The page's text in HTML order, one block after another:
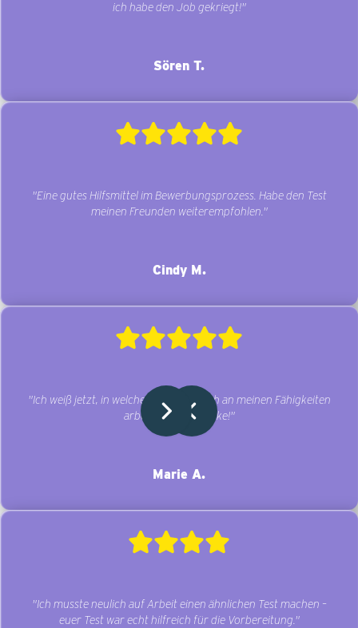
ich habe den Job gekriegt!"
Sören T.
"Eine gutes Hilfsmittel im Bewerbungsprozess. Habe den Test
meinen Freunden weiterempfohlen."
Cindy M.
"Ich weiß jetzt, in welchen Bereichen ich an meinen Fähigkeiten
arbeiten muss. Danke!"
Marie A.
"Ich musste neulich auf Arbeit einen ähnlichen Test machen –
euer Test war echt hilfreich für die Vorbereitung."